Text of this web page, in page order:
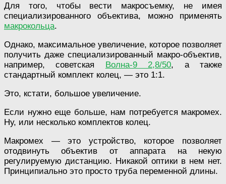
Для того, чтобы вести макросъемку, не имея
специализированного объектива, можно применять
макрокольца.
Однако, максимальное увеличение, которое позволяет
получить даже специализированный макро-объектив,
например, советская Волна-9 2,8/50, а также
стандартный комплект колец, — это 1:1.
Это, кстати, большое увеличение.
Если нужно еще больше, нам потребуется макромех.
Ну, или несколько комплектов колец.
Макромех — это устройство, которое позволяет
отодвинуть объектив от аппарата на некую
регулируемую дистанцию. Никакой оптики в нем нет.
Принципиально это просто труба переменной длины.